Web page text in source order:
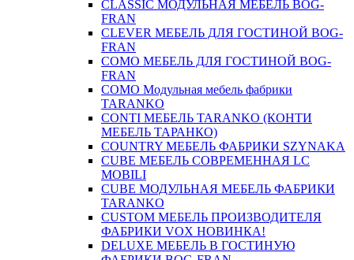
CLASSIC МОДУЛЬНАЯ МЕБЕЛЬ BOG-
FRAN
CLEVER МЕБЕЛЬ ДЛЯ ГОСТИНОЙ BOG-
FRAN
COMO МЕБЕЛЬ ДЛЯ ГОСТИНОЙ BOG-
FRAN
COMO Модульная мебель фабрики
TARANKO
CONTI МЕБЕЛЬ TARANKO (КОНТИ
МЕБЕЛЬ ТАРАНКО)
COUNTRY МЕБЕЛЬ ФАБРИКИ SZYNAKA
CUBE МЕБЕЛЬ СОВРЕМЕННАЯ LC
MOBILI
CUBE МОДУЛЬНАЯ МЕБЕЛЬ ФАБРИКИ
TARANKO
CUSTOM МЕБЕЛЬ ПРОИЗВОДИТЕЛЯ
ФАБРИКИ VOX НОВИНКА!
DELUXE МЕБЕЛЬ В ГОСТИНУЮ